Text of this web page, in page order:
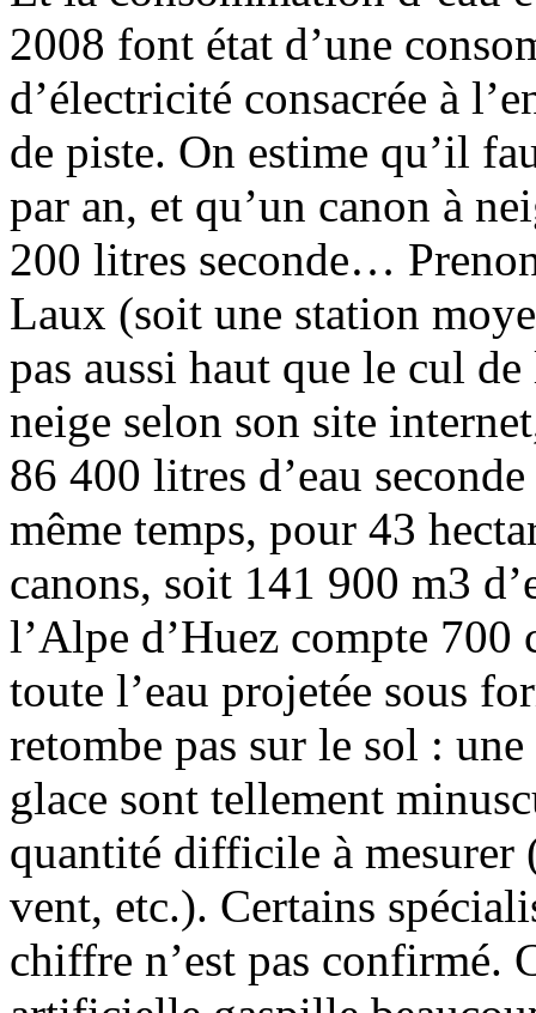
2008 font état d’une
d’électricité consacrée à
de piste. On estime qu’il
par an, et qu’un canon à
200 litres seconde…
Laux (soit une station
pas aussi haut que le cul
neige selon son site
86 400 litres d’eau
même temps, pour 43
canons, soit 141 900 m3
l’Alpe d’Huez compte 700
toute l’eau projetée sous
retombe pas sur le sol :
glace sont tellement
quantité difficile à mesurer
vent, etc.). Certains
chiffre n’est pas confirmé.